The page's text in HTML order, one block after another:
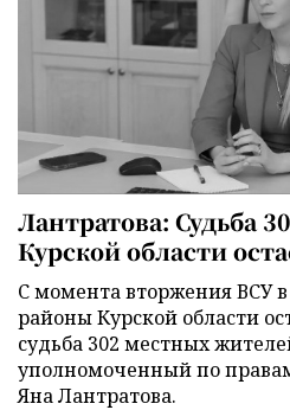
Лантратова: Судьба
Курской области
С момента вторжения ВСУ
районы Курской области
судьба 302 местных
уполномоченный по
Яна Лантратова.